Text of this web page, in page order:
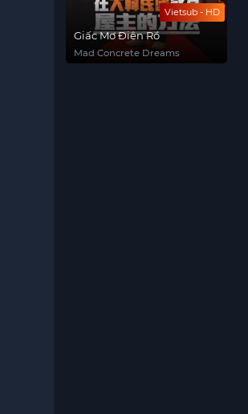
Vietsub - HD
Giấc Mơ Điên Rồ
Mad Concrete Dreams